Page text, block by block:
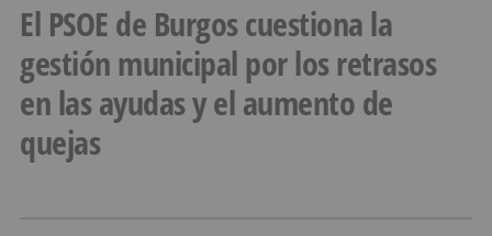
El PSOE de Burgos cuestiona la
gestión municipal por los retrasos
en las ayudas y el aumento de
quejas